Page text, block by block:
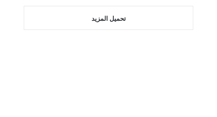
تحميل المزيد